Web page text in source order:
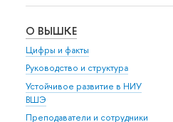
О ВЫШКЕ
Цифры и факты
Руководство и структура
Устойчивое развитие в НИУ
ВШЭ
Преподаватели и сотрудники